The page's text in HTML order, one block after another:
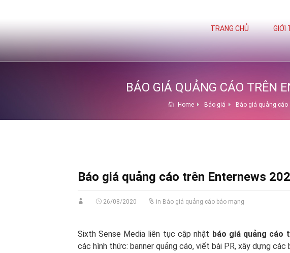
TRANG CHỦ GIỚI
BÁO GIÁ QUẢNG CÁO TRÊN
Home Báo giá Báo giá quảng cáo
Báo giá quảng cáo trên Enternews
26/08/2020 in Báo giá quảng cáo báo mạng
Sixth Sense Media liên tục cập nhật báo giá quảng cáo
các hình thức: banner quảng cáo, viết bài PR, xây dựng các